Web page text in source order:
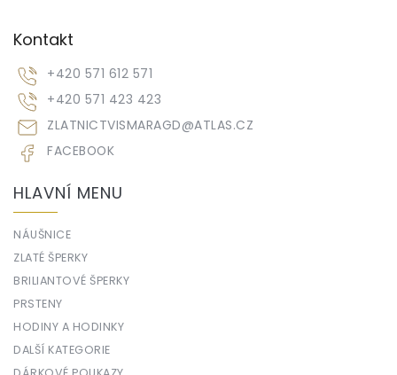
Kontakt
ZLATNICTVISMARAGD@ATLAS.CZ
+420 571 612 571
+420 571 423 423
FACEBOOK
HLAVNÍ MENU
NÁUŠNICE
ZLATÉ ŠPERKY
BRILIANTOVÉ ŠPERKY
PRSTENY
HODINY A HODINKY
DALŠÍ KATEGORIE